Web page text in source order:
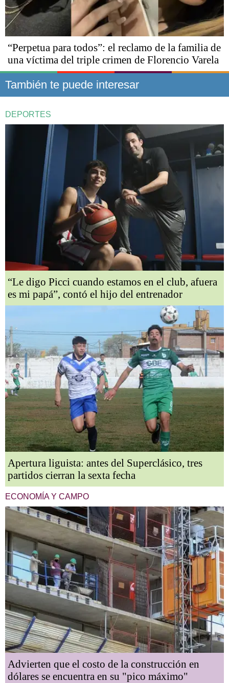
“Perpetua para todos”: el reclamo de la familia de
una víctima del triple crimen de Florencio Varela
También te puede interesar
DEPORTES
“Le digo Picci cuando estamos en el club, afuera
es mi papá”, contó el hijo del entrenador
Apertura liguista: antes del Superclásico, tres
partidos cierran la sexta fecha
ECONOMÍA Y CAMPO
Advierten que el costo de la construcción en
dólares se encuentra en su "pico máximo"